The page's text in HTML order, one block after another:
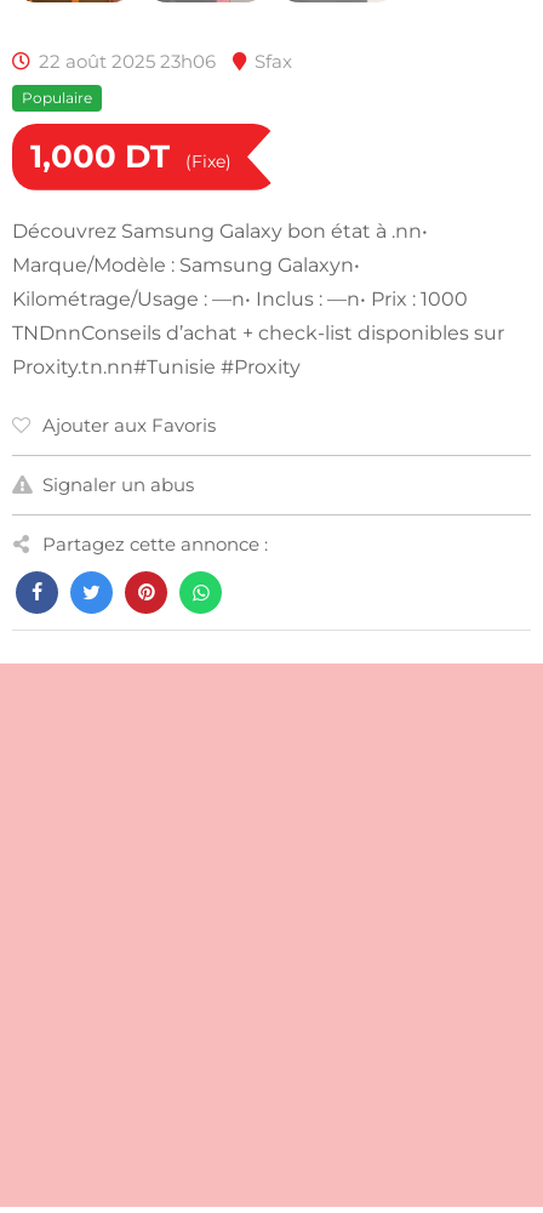
22 août 2025 23h06 Sfax
Populaire
1,000 DT (Fixe)
Découvrez Samsung Galaxy bon état à .nn•
Marque/Modèle : Samsung Galaxyn•
Kilométrage/Usage : —n• Inclus : —n• Prix : 1000
TNDnnConseils d’achat + check-list disponibles sur
Proxity.tn.nn#Tunisie #Proxity
Ajouter aux Favoris
Signaler un abus
Partagez cette annonce :